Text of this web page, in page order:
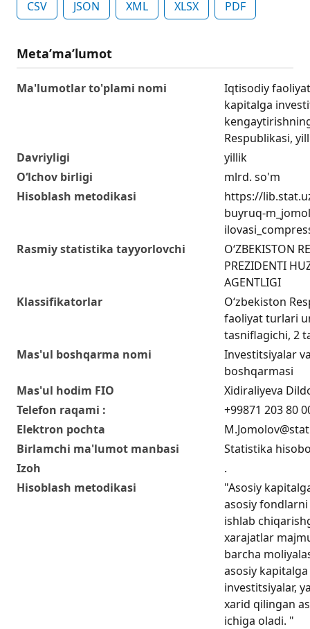
CSV JSON XML XLSX PDF
Metaʼmaʼlumot
Ma'lumotlar to'plami nomi
Iqtisodiy
kapitalga
Respublikasi,
Davriyligi
yillik
O‘lchov birligi
mlrd. so'm
Hisoblash metodikasi
https://
buyruq-
Rasmiy statistika tayyorlovchi
O‘ZBEKISTON
PREZIDENTI
AGENTLIGI
Klassifikatorlar
O‘zbekiston
faoliyat turlari
tasniflagichi, 2
Mas'ul boshqarma nomi
Investitsiyalar
boshqarmasi
Mas'ul hodim FIO
Xidiraliyeva
Telefon raqami :
+99871 203 80
Elektron pochta
Birlamchi ma'lumot manbasi
Statistika
Izoh
.
Hisoblash metodikasi
"Asosiy
asosiy
ishlab
xarajatlar
barcha
asosiy
investitsiyalar,
xarid qilingan
ichiga oladi. "